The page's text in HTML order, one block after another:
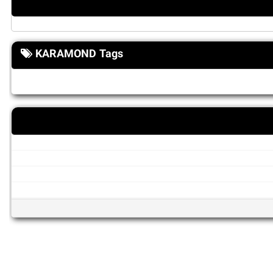
KARAMOND Tags